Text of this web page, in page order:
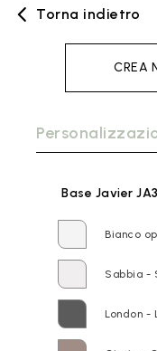
Torna indietro
CREA
Base Javier
Bianco
Sabbia -
London -